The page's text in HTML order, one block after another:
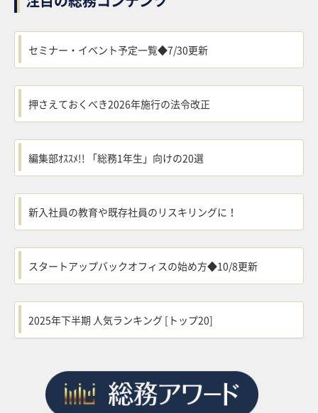
セミナー・イベント予定一覧◆7/30更新
押さえておくべき2026年施行の法令改正
編集部ｵｽｽﾒ!! 「総務1年生」向けの20選
新入社員の教育や既存社員のリスキリングに！
スタートアップバックオフィスの始め方◆10/8更新
2025年下半期 人気ランキング [トップ20]